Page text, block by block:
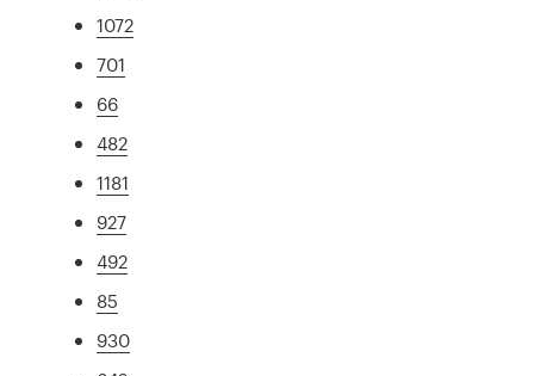
1072
701
66
482
1181
927
492
85
930